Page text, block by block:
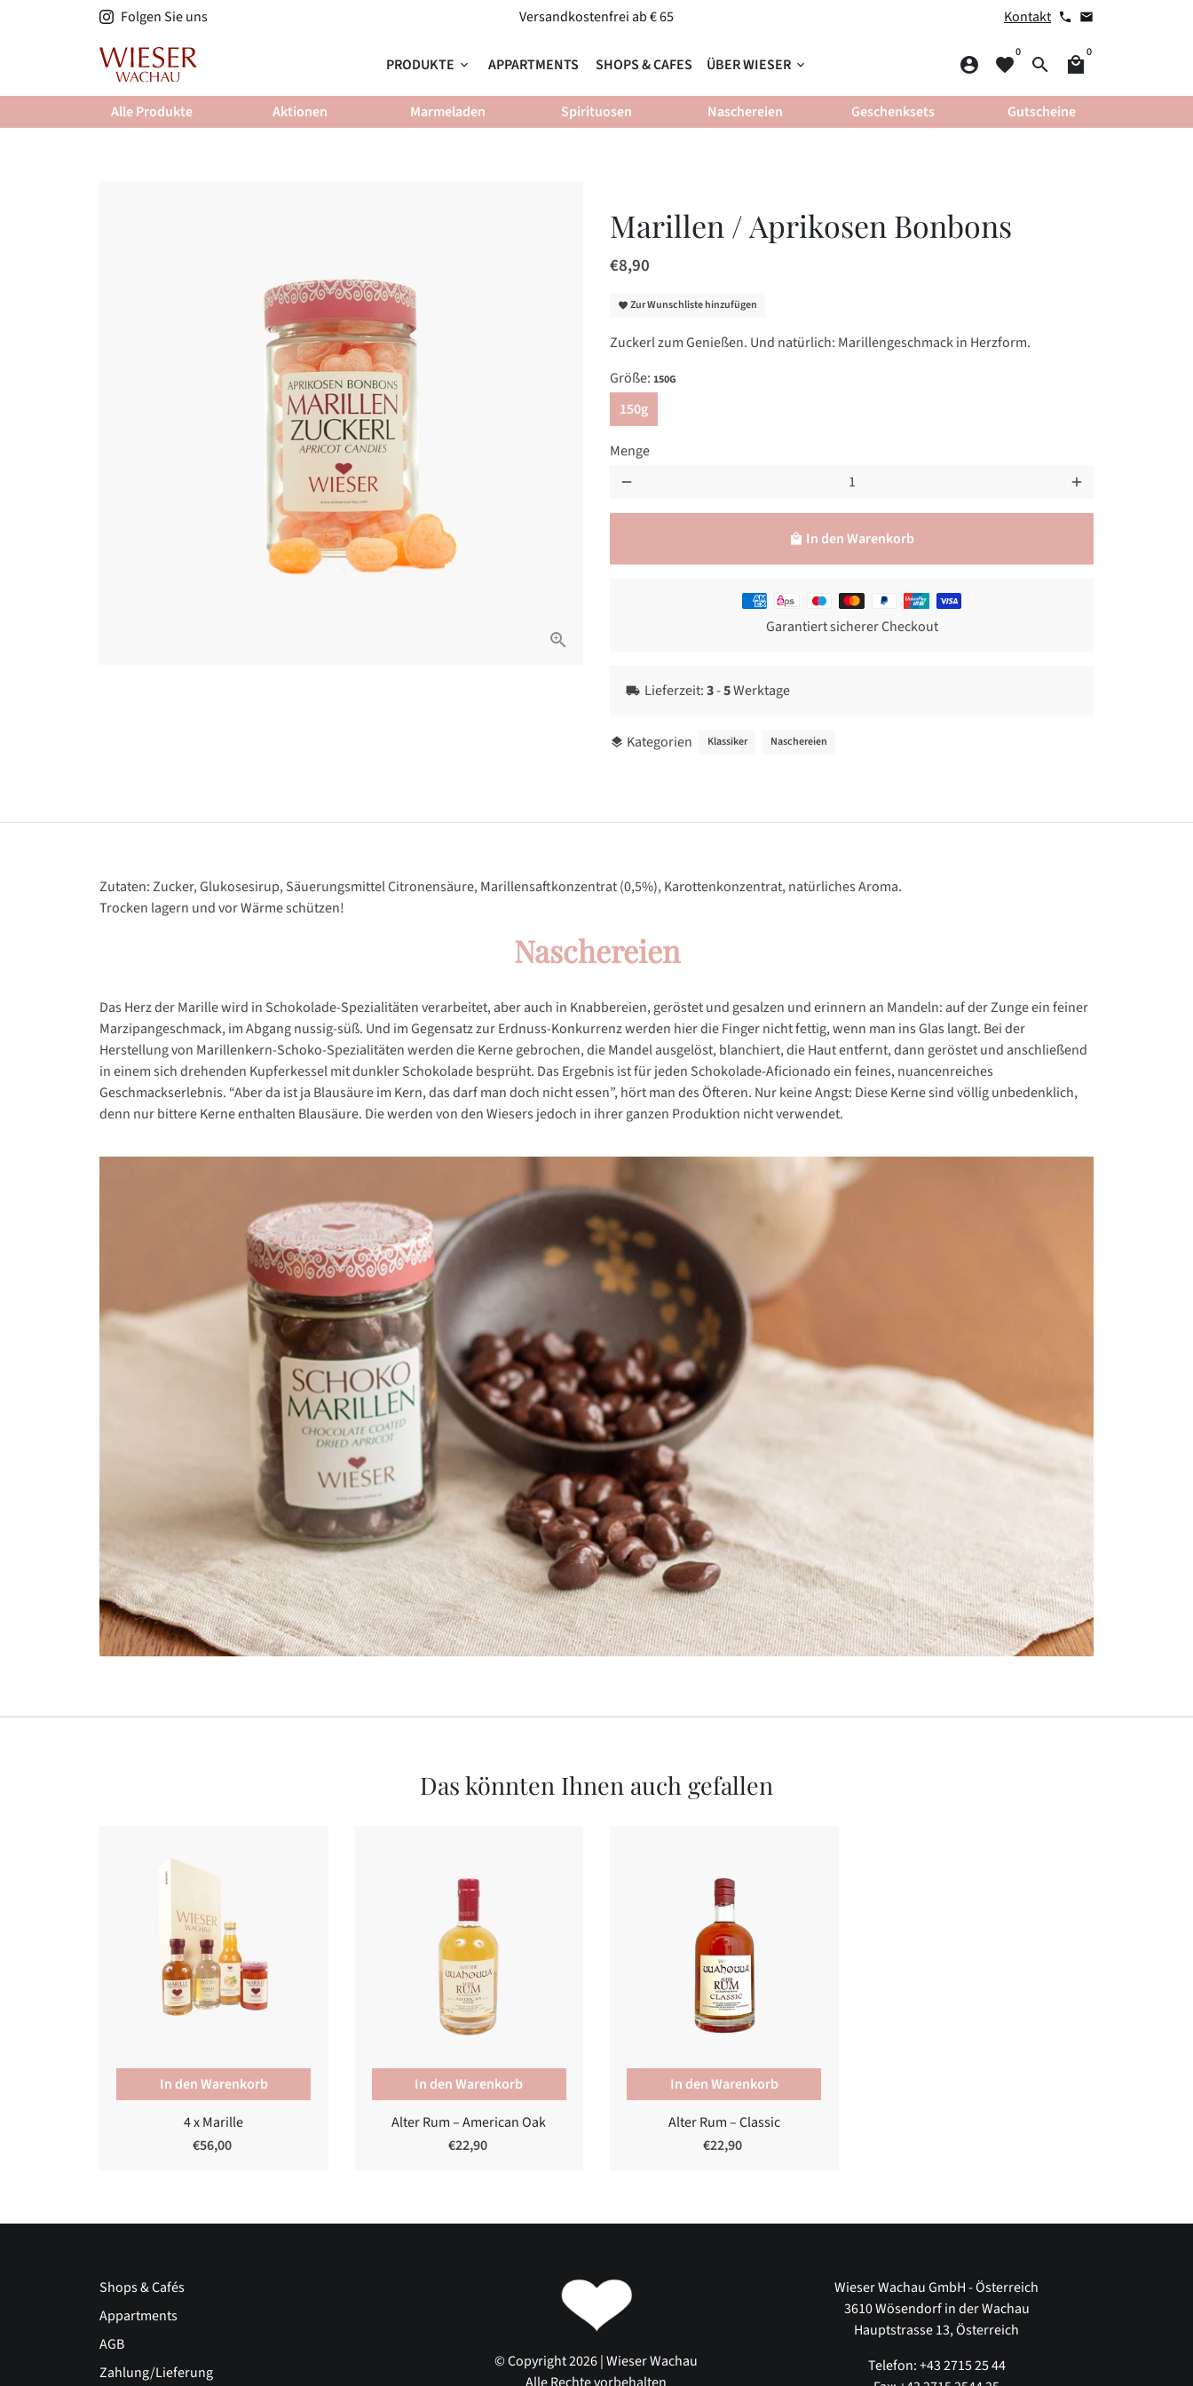
Folgen Sie uns Versandkostenfrei ab € 65 Kontakt phone email
PRODUKTE keyboard_arrow_down APPARTMENTS SHOPS & CAFES ÜBER WIESER keyboard_arrow_down account_circle favorite
0
search local_mall
0
Alle Produkte Aktionen Marmeladen Spirituosen Naschereien Geschenksets Gutscheine
Marillen / Aprikosen Bonbons
€8,90
favorite Zur Wunschliste hinzufügen
Zuckerl zum Genießen. Und natürlich: Marillengeschmack in Herzform.
Größe: 150G
150g
Menge
remove add
local_mall In den Warenkorb
Garantiert sicherer Checkout
Zahlungsmethoden
local_shipping Lieferzeit:3-5Werktage
layers Kategorien Klassiker Naschereien
Zutaten: Zucker, Glukosesirup, Säuerungsmittel Citronensäure, Marillensaftkonzentrat (0,5%), Karottenkonzentrat, natürliches Aroma.
Trocken lagern und vor Wärme schützen!
Naschereien
Das Herz der Marille wird in Schokolade-Spezialitäten verarbeitet, aber auch in Knabbereien, geröstet und gesalzen und erinnern an Mandeln: auf der Zunge ein feiner
Marzipangeschmack, im Abgang nussig-süß. Und im Gegensatz zur Erdnuss-Konkurrenz werden hier die Finger nicht fettig, wenn man ins Glas langt. Bei der
Herstellung von Marillenkern-Schoko-Spezialitäten werden die Kerne gebrochen, die Mandel ausgelöst, blanchiert, die Haut entfernt, dann geröstet und anschließend
in einem sich drehenden Kupferkessel mit dunkler Schokolade besprüht. Das Ergebnis ist für jeden Schokolade-Aficionado ein feines, nuancenreiches
Geschmackserlebnis. “Aber da ist ja Blausäure im Kern, das darf man doch nicht essen”, hört man des Öfteren. Nur keine Angst: Diese Kerne sind völlig unbedenklich,
denn nur bittere Kerne enthalten Blausäure. Die werden von den Wiesers jedoch in ihrer ganzen Produktion nicht verwendet.
Das könnten Ihnen auch gefallen
In den Warenkorb
4 x Marille
€56,00
Alter Rum – American Oak
€22,90
Alter Rum – Classic
€22,90
Shops & Cafés
Appartments
AGB
Zahlung/Lieferung
© Copyright 2026 | Wieser Wachau
Wieser Wachau GmbH - Österreich
3610 Wösendorf in der Wachau
Hauptstrasse 13, Österreich
Telefon: +43 2715 25 44